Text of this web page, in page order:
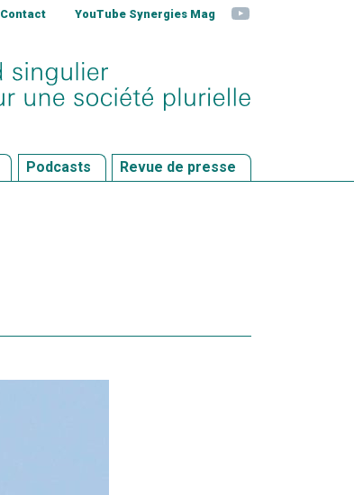
Contact YouTube Synergies Mag YouTube
Podcasts Revue de presse